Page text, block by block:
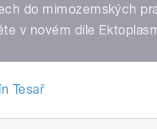
do mimozemských
v novém díle
Tesař